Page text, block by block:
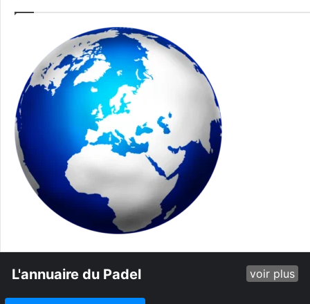
L'annuaire du Padel voir plus